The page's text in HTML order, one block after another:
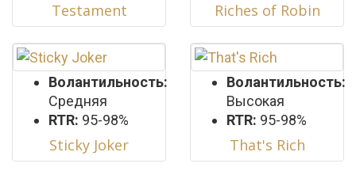
Testament Riches of Robin
Волантильность:
Средняя
RTR: 95-98%
Sticky Joker
Волантильность:
Высокая
RTR: 95-98%
That's Rich